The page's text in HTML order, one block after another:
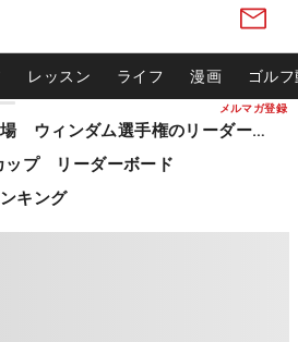
メルマガ登録
レッスン ライフ 漫画 ゴル
松山英樹ら出場 ウィンダム選手権のリーダーボード
ップ リーダーボード
キング